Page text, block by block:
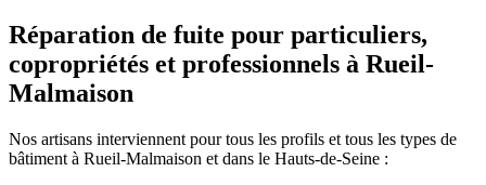
Réparation de fuite pour particuliers,
copropriétés et professionnels à Rueil-
Malmaison
Nos artisans interviennent pour tous les profils et tous les types de
bâtiment à Rueil-Malmaison et dans le Hauts-de-Seine :